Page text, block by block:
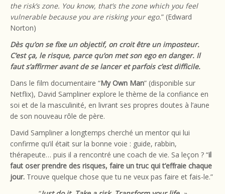
the risk’s zone. You know, that’s the zone which you feel
vulnerable because you are risking your ego.” (Edward
Norton)
Dès qu’on se fixe un objectif, on croit être un imposteur.
C’est ça, le risque, parce qu’on met son ego en danger. Il
faut s’affirmer avant de se lancer et parfois c’est difficile.
Dans le film documentaire “My Own Man” (disponible sur
Netflix), David Sampliner explore le thème de la confiance en
soi et de la masculinité, en livrant ses propres doutes à l’aune
de son nouveau rôle de père.
David Sampliner a longtemps cherché un mentor qui lui
confirme qu’il était sur la bonne voie : guide, rabbin,
thérapeute… puis il a rencontré une coach de vie. Sa leçon ? “il
faut oser prendre des risques, faire un truc qui t’effraie chaque
jour. Trouve quelque chose que tu ne veux pas faire et fais-le.”